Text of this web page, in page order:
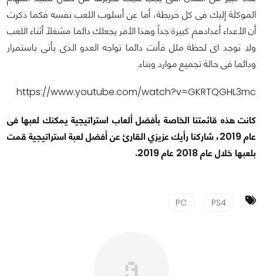
الموكلة إليك فى كل خريطة، أما عن أسلوب اللعب نفسه فكما ذكرت
أن الأعداء أعدادهم كبيرة جداً وهذا الأمر يجعلك دائما مشغلاً أثناء اللعب
ولا توجد اى لحظة ملل فأنت دائما تواجه العدو الذى يأتى باستمرار
ودائما فى حالة تجميع موارد وبناء.
https://www.youtube.com/watch?v=GKRTQGHL3mc
كانت هذه قائمتنا الخاصة بأفضل ألعاب استراتيجية يمكنك لعبها فى
عام 2019، شاركنا رأيك عزيزي القارئ عن أفضل لعبة استراتيجية قمت
بلعبها خلال عام 2018 عام 2019.
PS4
PC